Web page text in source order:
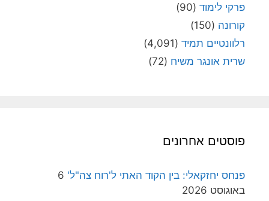
פרקי לימוד (90)
קורונה (150)
רלוונטיים תמיד (4,091)
שרית אונגר משיח (72)
פוסטים אחרונים
פנחס יחזקאלי: בין הקוד האתי ל'רוח צה"ל' 6
באוגוסט 2026